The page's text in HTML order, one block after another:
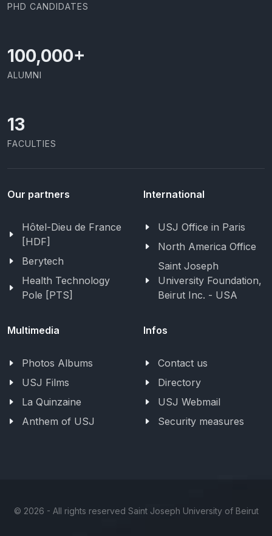
PHD CANDIDATES
100,000+
ALUMNI
13
FACULTIES
Our partners
Hôtel-Dieu de France
[HDF]
Berytech
Health Technology
Pole [PTS]
International
USJ Office in Paris
North America Office
Saint Joseph
University Foundation,
Beirut Inc. - USA
Multimedia
Photos Albums
USJ Films
La Quinzaine
Anthem of USJ
Infos
Contact us
Directory
USJ Webmail
Security measures
© 2026 - All rights reserved Saint Joseph University of Beirut